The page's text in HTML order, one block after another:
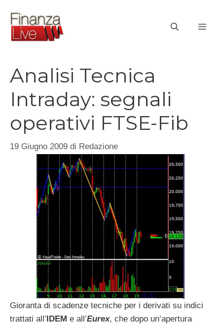
contenuto
Analisi Tecnica
Intraday: segnali
operativi FTSE-Fib
19 Giugno 2009 di Redazione
Gioranta di scadenze tecniche per i derivati su indici
trattati all’IDEM e all’Eurex, che dopo un’apertura